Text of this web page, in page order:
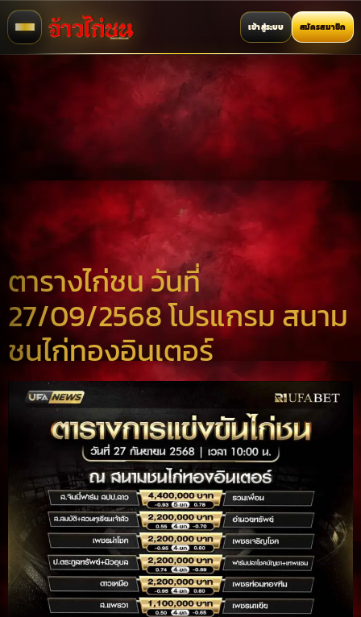
เข้าสู่ระบบ สมัครสมาชิก
ตารางไก่ชน วันที่
27/09/2568 โปรแกรม สนาม
ชนไก่ทองอินเตอร์